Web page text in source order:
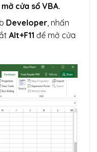
cửa sổ VBA.
Developer , nhấn
Alt+F11 để mở cửa